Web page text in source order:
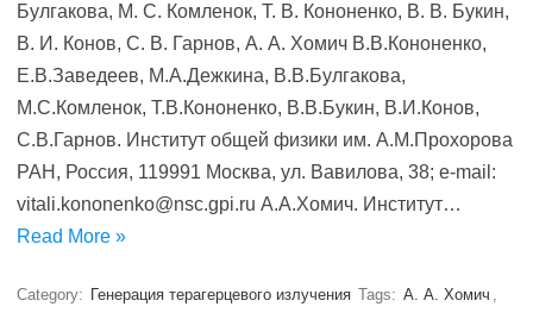
Булгакова, М. С. Комленок, Т. В. Кононенко, В. В. Букин,
В. И. Конов, С. В. Гарнов, А. A. Хомич В.В.Кононенко,
Е.В.Заведеев, М.A.Дежкина, В.В.Булгакова,
М.С.Комленок, Т.В.Кононенко, В.В.Букин, В.И.Конов,
С.В.Гарнов. Институт общей физики им. А.М.Прохорова
РАН, Россия, 119991 Москва, ул. Вавилова, 38; e-mail:
vitali.kononenko@nsc.gpi.ru А.A.Хомич. Институт…
Read More »
Category: Генерация терагерцевого излучения Tags: А. A. Хомич ,